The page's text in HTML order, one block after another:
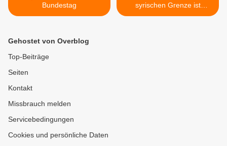
Bundestag
syrischen Grenze ist
Teilnahme an Angriffskrieg
Gehostet von Overblog
Top-Beiträge
Seiten
Kontakt
Missbrauch melden
Servicebedingungen
Cookies und persönliche Daten